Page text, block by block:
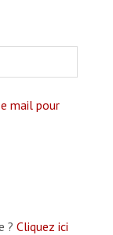
mail pour
? Cliquez ici